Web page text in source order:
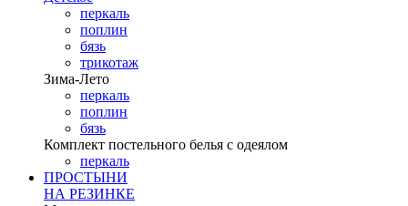
перкаль
поплин
бязь
трикотаж
Зима-Лето
перкаль
поплин
бязь
Комплект постельного белья с одеялом
перкаль
ПРОСТЫНИ
НА РЕЗИНКЕ